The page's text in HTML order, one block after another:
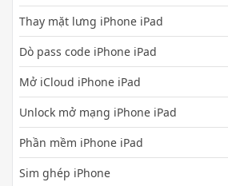
Thay mặt lưng iPhone iPad
Dò pass code iPhone iPad
Mở iCloud iPhone iPad
Unlock mở mạng iPhone iPad
Phần mềm iPhone iPad
Sim ghép iPhone